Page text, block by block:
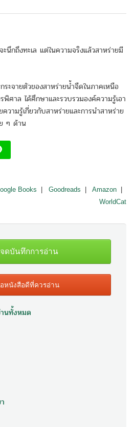
นึกถึงทะเล แต่ในความจริงแล้วสาหร่ายมี
ะจายตัวของสาหร่ายน้ำจืดในภาคเหนือ
ศาล ได้ศึกษาและรวบรวมองค์ความรู้เอา
วามรู้เกี่ยวกับสาหร่ายและการนำสาหร่าย
ๆ ด้าน
Books Goodreads Amazon
WorldCat
ดบันทึกการอ่าน
อหนังสือดีที่ควรอ่าน
นทั้งหมด